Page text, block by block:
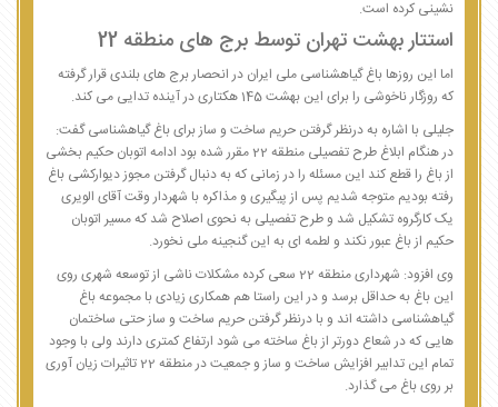
نشینی کرده است.
استتار بهشت تهران توسط برج های منطقه 22
اما این روزها باغ گیاهشناسی ملی ایران در انحصار برج های بلندی قرار گرفته
که روزگار ناخوشی را برای این بهشت 145 هکتاری در آینده تدایی می کند.
جلیلی با اشاره به درنظر گرفتن حریم ساخت و ساز برای باغ گیاهشناسی گفت:
در هنگام ابلاغ طرح تفصیلی منطقه 22 مقرر شده بود ادامه اتوبان حکیم بخشی
از باغ را قطع کند این مسئله را در زمانی که به دنبال گرفتن مجوز دیوارکشی باغ
رفته بودیم متوجه شدیم پس از پیگیری و مذاکره با شهردار وقت آقای الویری
یک کارگروه تشکیل شد و طرح تفصیلی به نحوی اصلاح شد که مسیر اتوبان
حکیم از باغ عبور نکند و لطمه ای به این گنجینه ملی نخورد.
وی افزود: شهرداری منطقه 22 سعی کرده مشکلات ناشی از توسعه شهری روی
این باغ به حداقل برسد و در این راستا هم همکاری زیادی با مجموعه باغ
گیاهشناسی داشته اند و با درنظر گرفتن حریم ساخت و ساز حتی ساختمان
هایی که در شعاع دورتر از باغ ساخته می شود ارتفاع کمتری دارند ولی با وجود
تمام این تدابیر افزایش ساخت و ساز و جمعیت در منطقه 22 تاثیرات زیان آوری
بر روی باغ می گذارد.